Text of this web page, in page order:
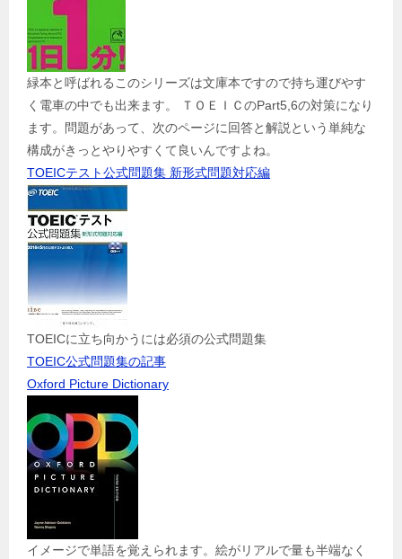
緑本と呼ばれるこのシリーズは文庫本ですので持ち運びやす
く電車の中でも出来ます。 ＴＯＥＩＣのPart5,6の対策になり
ます。問題があって、次のページに回答と解説という単純な
構成がきっとやりやすくて良いんですよね。
TOEICテスト公式問題集 新形式問題対応編
TOEICに立ち向かうには必須の公式問題集
TOEIC公式問題集の記事
Oxford Picture Dictionary
イメージで単語を覚えられます。絵がリアルで量も半端なく